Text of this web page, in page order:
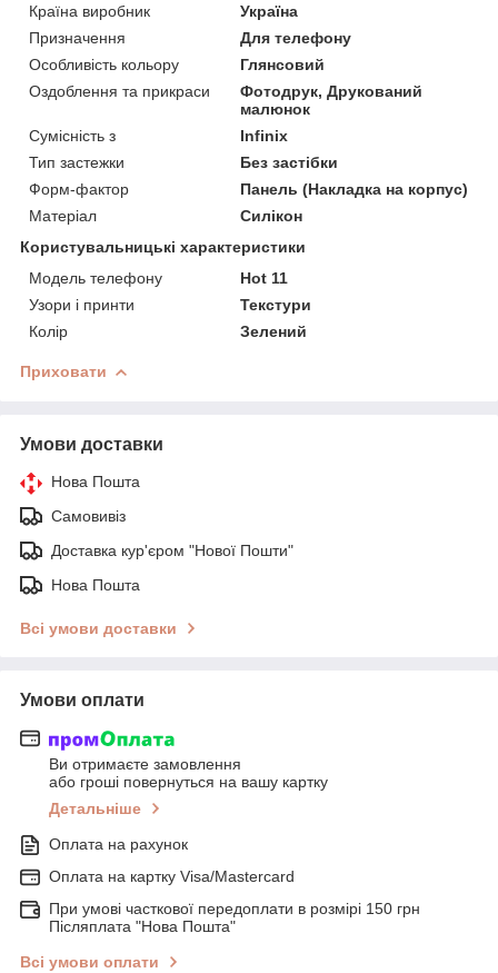
Країна виробник
Україна
Призначення
Для телефону
Особливість кольору
Глянсовий
Оздоблення та прикраси
Фотодрук, Друкований
малюнок
Сумісність з
Infinix
Тип застежки
Без застібки
Форм-фактор
Панель (Накладка на корпус)
Матеріал
Силікон
Користувальницькі характеристики
Модель телефону
Hot 11
Узори і принти
Текстури
Колір
Зелений
Приховати
Умови доставки
Нова Пошта
Самовивіз
Доставка кур'єром "Нової Пошти"
Нова Пошта
Всі умови доставки
Умови оплати
Ви отримаєте замовлення
або гроші повернуться на вашу картку
Детальніше
Оплата на рахунок
Оплата на картку Visa/Mastercard
При умові часткової передоплати в розмірі 150 грн
Післяплата "Нова Пошта"
Всі умови оплати